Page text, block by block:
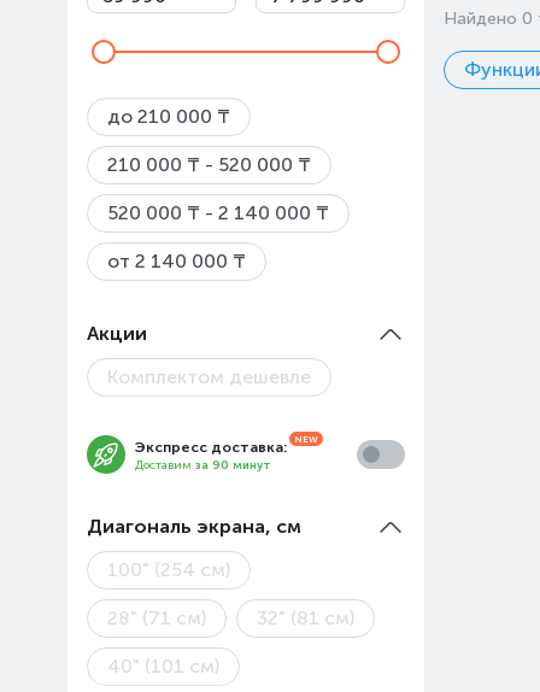
до 210 000 ₸
210 000 ₸ - 520 000 ₸
520 000 ₸ - 2 140 000 ₸
от 2 140 000 ₸
Акции
Комплектом дешевле
Экспресс доставка:
Доставим за 90 минут
Диагональ экрана, см
100" (254 см)
28" (71 см) 32" (81 см)
40" (101 см)
Найдено 0